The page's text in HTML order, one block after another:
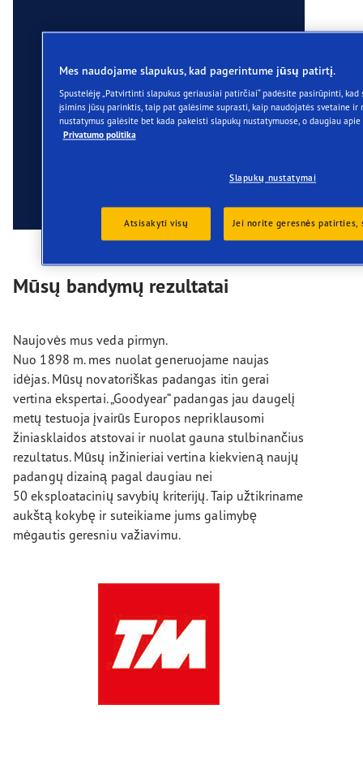
Mūsų bandymų rezultatai
Naujovės mus veda pirmyn.
Nuo 1898 m. mes nuolat generuojame naujas
idėjas. Mūsų novatoriškas padangas itin gerai
vertina ekspertai. „Goodyear“ padangas jau daugelį
metų testuoja įvairūs Europos nepriklausomi
žiniasklaidos atstovai ir nuolat gauna stulbinančius
rezultatus. Mūsų inžinieriai vertina kiekvieną naujų
padangų dizainą pagal daugiau nei
50 eksploatacinių savybių kriterijų. Taip užtikriname
aukštą kokybę ir suteikiame jums galimybę
mėgautis geresniu važiavimu.
Mes naudojame slapukus, kad pagerintume jūsų patirtį.
Spustelėję „Patvirtinti slapukus geriausiai patirčiai“ padėsite pasirūpinti, kad
įsimins jūsų parinktis, taip pat galėsime suprasti, kaip naudojatės svetaine ir
nustatymus galėsite bet kada pakeisti slapukų nustatymuose, o daugiau
Privatumo politika
Slapukų nustatymai
Atsisakyti visų Jei norite geresnės